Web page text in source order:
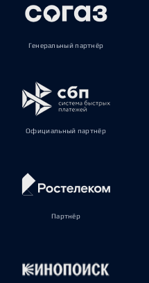
Генеральный партнёр
Официальный партнёр
Партнёр